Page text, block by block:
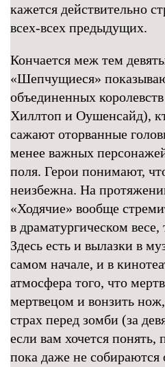
кажется действительно
всех-всех предыдущих.
Кончается меж тем
«Шепчущиеся»
объединенных
Хиллтоп и Оушенсайд),
сажают оторванные
менее важных
поля. Герои понимают,
неизбежна. На
«Ходячие» вообще
в драматургическом
Здесь есть и вылазки в
самом начале, и в
атмосфера того, что
мертвецом и вонзить
страх перед зомби (за
если вам хочется
пока даже не собираются